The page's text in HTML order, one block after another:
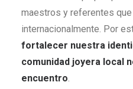
maestros y referentes
internacionalmente. Por
fortalecer nuestra
comunidad joyera local
encuentro.